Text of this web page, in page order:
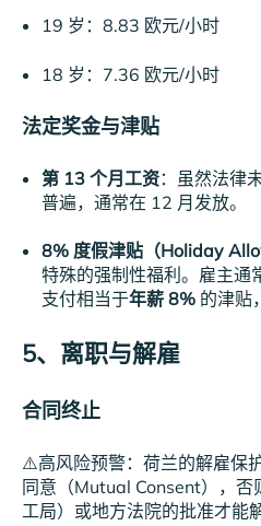
19 岁：8.83 欧元/小时
18 岁：7.36 欧元/小时
法定奖金与津贴
第 13 个月工资：虽然法律
普遍，通常在 12 月发放。
8% 度假津贴（Holiday
特殊的强制性福利。雇主通
支付相当于年薪 8% 的津贴
5、离职与解雇
合同终止
⚠️高风险预警：荷兰的解雇保
同意（Mutual Consent），
工局）或地方法院的批准才能